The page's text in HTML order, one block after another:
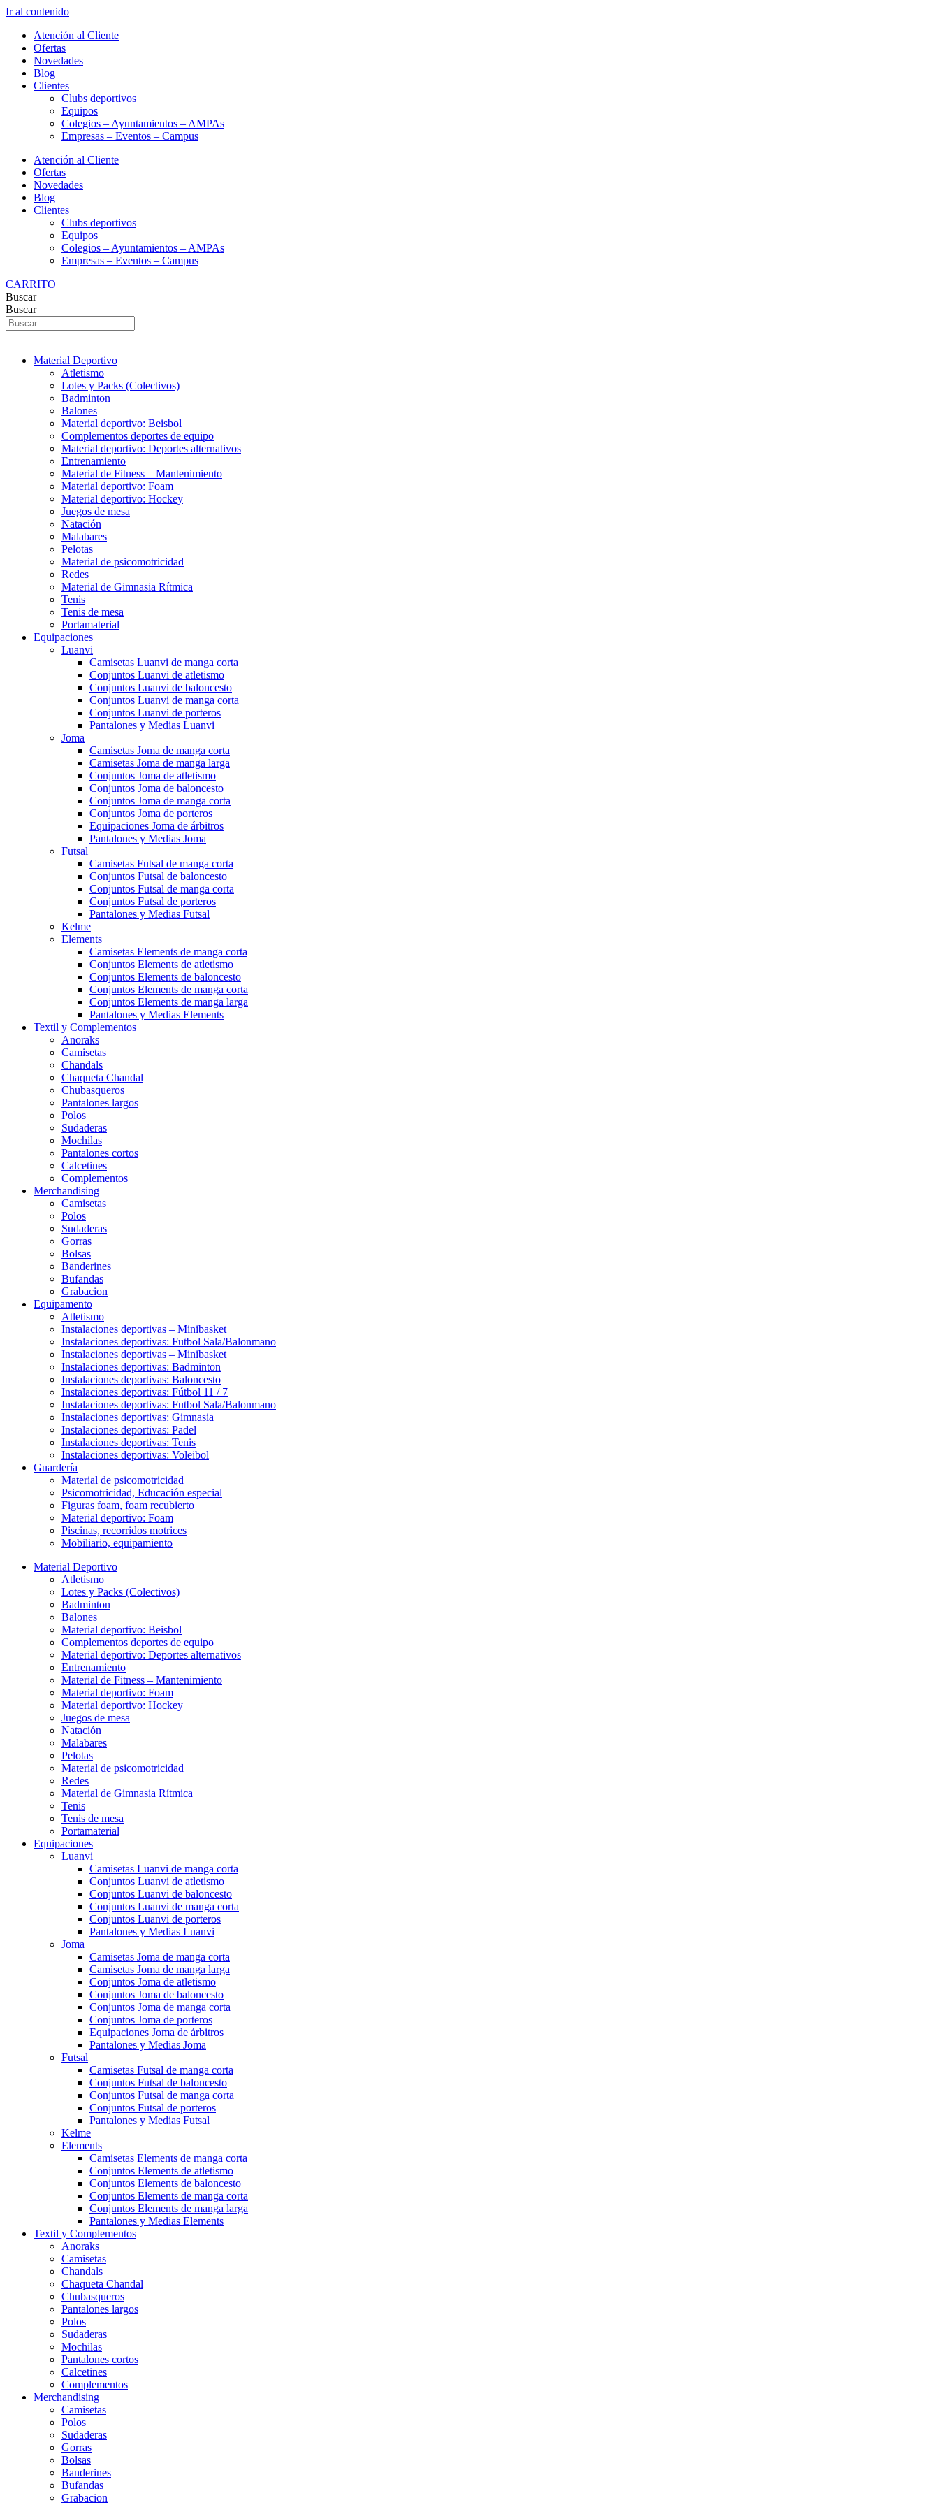
Ir al contenido
Atención al Cliente
Ofertas
Novedades
Blog
Clientes
Clubs deportivos
Equipos
Colegios – Ayuntamientos – AMPAs
Empresas – Eventos – Campus
Atención al Cliente
Ofertas
Novedades
Blog
Clientes
Clubs deportivos
Equipos
Colegios – Ayuntamientos – AMPAs
Empresas – Eventos – Campus
CARRITO
Buscar
Buscar
Material Deportivo
Atletismo
Lotes y Packs (Colectivos)
Badminton
Balones
Material deportivo: Beisbol
Complementos deportes de equipo
Material deportivo: Deportes alternativos
Entrenamiento
Material de Fitness – Mantenimiento
Material deportivo: Foam
Material deportivo: Hockey
Juegos de mesa
Natación
Malabares
Pelotas
Material de psicomotricidad
Redes
Material de Gimnasia Rítmica
Tenis
Tenis de mesa
Portamaterial
Equipaciones
Luanvi
Camisetas Luanvi de manga corta
Conjuntos Luanvi de atletismo
Conjuntos Luanvi de baloncesto
Conjuntos Luanvi de manga corta
Conjuntos Luanvi de porteros
Pantalones y Medias Luanvi
Joma
Camisetas Joma de manga corta
Camisetas Joma de manga larga
Conjuntos Joma de atletismo
Conjuntos Joma de baloncesto
Conjuntos Joma de manga corta
Conjuntos Joma de porteros
Equipaciones Joma de árbitros
Pantalones y Medias Joma
Futsal
Camisetas Futsal de manga corta
Conjuntos Futsal de baloncesto
Conjuntos Futsal de manga corta
Conjuntos Futsal de porteros
Pantalones y Medias Futsal
Kelme
Elements
Camisetas Elements de manga corta
Conjuntos Elements de atletismo
Conjuntos Elements de baloncesto
Conjuntos Elements de manga corta
Conjuntos Elements de manga larga
Pantalones y Medias Elements
Textil y Complementos
Anoraks
Camisetas
Chandals
Chaqueta Chandal
Chubasqueros
Pantalones largos
Polos
Sudaderas
Mochilas
Pantalones cortos
Calcetines
Complementos
Merchandising
Camisetas
Polos
Sudaderas
Gorras
Bolsas
Banderines
Bufandas
Grabacion
Equipamento
Atletismo
Instalaciones deportivas – Minibasket
Instalaciones deportivas: Futbol Sala/Balonmano
Instalaciones deportivas – Minibasket
Instalaciones deportivas: Badminton
Instalaciones deportivas: Baloncesto
Instalaciones deportivas: Fútbol 11 / 7
Instalaciones deportivas: Futbol Sala/Balonmano
Instalaciones deportivas: Gimnasia
Instalaciones deportivas: Padel
Instalaciones deportivas: Tenis
Instalaciones deportivas: Voleibol
Guardería
Material de psicomotricidad
Psicomotricidad, Educación especial
Figuras foam, foam recubierto
Material deportivo: Foam
Piscinas, recorridos motrices
Mobiliario, equipamiento
Material Deportivo
Atletismo
Lotes y Packs (Colectivos)
Badminton
Balones
Material deportivo: Beisbol
Complementos deportes de equipo
Material deportivo: Deportes alternativos
Entrenamiento
Material de Fitness – Mantenimiento
Material deportivo: Foam
Material deportivo: Hockey
Juegos de mesa
Natación
Malabares
Pelotas
Material de psicomotricidad
Redes
Material de Gimnasia Rítmica
Tenis
Tenis de mesa
Portamaterial
Equipaciones
Luanvi
Camisetas Luanvi de manga corta
Conjuntos Luanvi de atletismo
Conjuntos Luanvi de baloncesto
Conjuntos Luanvi de manga corta
Conjuntos Luanvi de porteros
Pantalones y Medias Luanvi
Joma
Camisetas Joma de manga corta
Camisetas Joma de manga larga
Conjuntos Joma de atletismo
Conjuntos Joma de baloncesto
Conjuntos Joma de manga corta
Conjuntos Joma de porteros
Equipaciones Joma de árbitros
Pantalones y Medias Joma
Futsal
Camisetas Futsal de manga corta
Conjuntos Futsal de baloncesto
Conjuntos Futsal de manga corta
Conjuntos Futsal de porteros
Pantalones y Medias Futsal
Kelme
Elements
Camisetas Elements de manga corta
Conjuntos Elements de atletismo
Conjuntos Elements de baloncesto
Conjuntos Elements de manga corta
Conjuntos Elements de manga larga
Pantalones y Medias Elements
Textil y Complementos
Anoraks
Camisetas
Chandals
Chaqueta Chandal
Chubasqueros
Pantalones largos
Polos
Sudaderas
Mochilas
Pantalones cortos
Calcetines
Complementos
Merchandising
Camisetas
Polos
Sudaderas
Gorras
Bolsas
Banderines
Bufandas
Grabacion